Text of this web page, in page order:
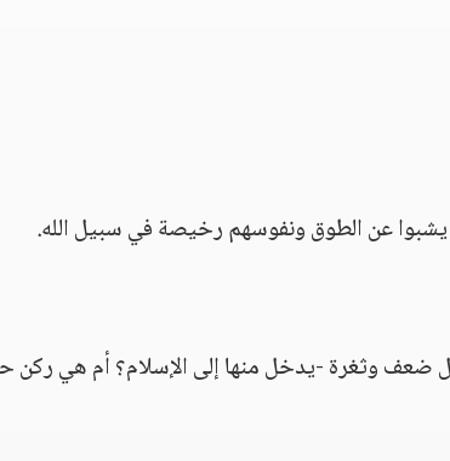
عن الطوق ونفوسهم رخيصة في سبيل الله.
ضعف وثغرة -يدخل منها إلى الإسلام؟ أم هي